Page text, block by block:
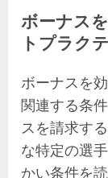
ボーナス
トプラク
ボーナスを
関連する条
スを請求す
な特定の選
かい条件を